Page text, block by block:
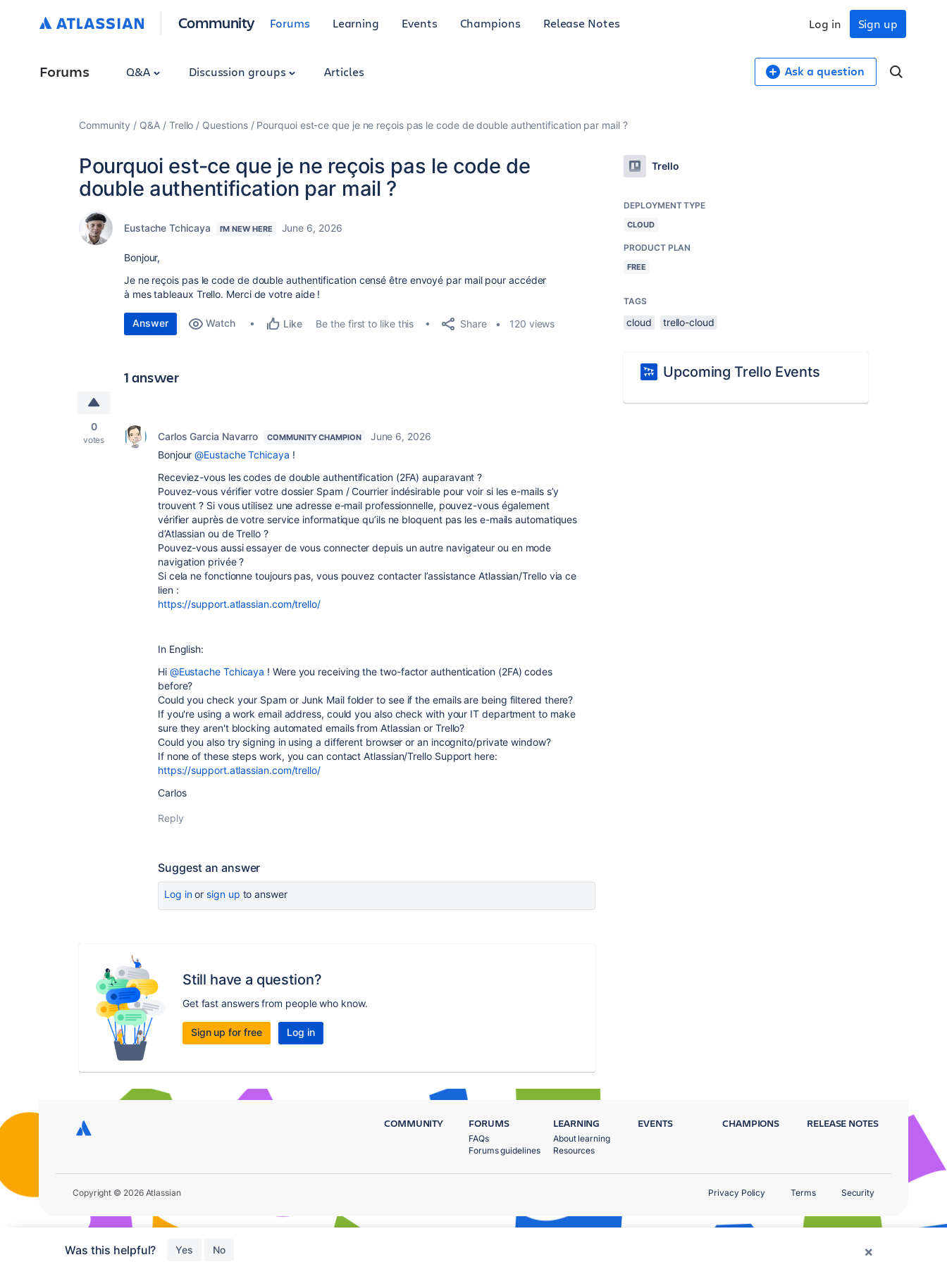
Community Forums Learning Events Champions Release Notes Sign up
Log in
Forums Q&A Discussion groups Articles Ask a question
Community Q&A Trello Questions Pourquoi est-ce que je ne reçois pas le code de double authentification par mail ?
Pourquoi est-ce que je ne reçois pas le code de
double authentification par mail ?
Eustache Tchicaya I'M NEW HERE June 6, 2026
Bonjour,
Je ne reçois pas le code de double authentification censé être envoyé par mail pour accéder
à mes tableaux Trello. Merci de votre aide !
Answer Watch Like Be the first to like this Share 120 views
1 answer
0
votes Carlos Garcia Navarro COMMUNITY CHAMPION
June 6, 2026
Bonjour@Eustache Tchicaya !
Receviez-vous les codes de double authentification (2FA) auparavant ?
Pouvez-vous vérifier votre dossier Spam / Courrier indésirable pour voir si les e-mails s’y
trouvent ? Si vous utilisez une adresse e-mail professionnelle, pouvez-vous également
vérifier auprès de votre service informatique qu’ils ne bloquent pas les e-mails automatiques
d’Atlassian ou de Trello ?
Pouvez-vous aussi essayer de vous connecter depuis un autre navigateur ou en mode
navigation privée ?
Si cela ne fonctionne toujours pas, vous pouvez contacter l’assistance Atlassian/Trello via ce
lien :
https://support.atlassian.com/trello/
In English:
Hi @Eustache Tchicaya ! Were you receiving the two-factor authentication (2FA) codes
before?
Could you check your Spam or Junk Mail folder to see if the emails are being filtered there?
If you're using a work email address, could you also check with your IT department to make
sure they aren't blocking automated emails from Atlassian or Trello?
Could you also try signing in using a different browser or an incognito/private window?
If none of these steps work, you can contact Atlassian/Trello Support here:
https://support.atlassian.com/trello/
Carlos
Reply
Suggest an answer
Log inor sign up to answer
Still have a question?
Get fast answers from people who know.
Sign up for free Log in
Was this helpful? Yes No ×
Trello
DEPLOYMENT TYPE
CLOUD
PRODUCT PLAN
FREE
TAGS
cloud trello-cloud
Upcoming Trello Events
COMMUNITY FORUMS
FAQs
Forums guidelines
LEARNING
About learning
Resources
EVENTS CHAMPIONS RELEASE NOTES
Copyright © 2026 Atlassian Privacy Policy Terms Security